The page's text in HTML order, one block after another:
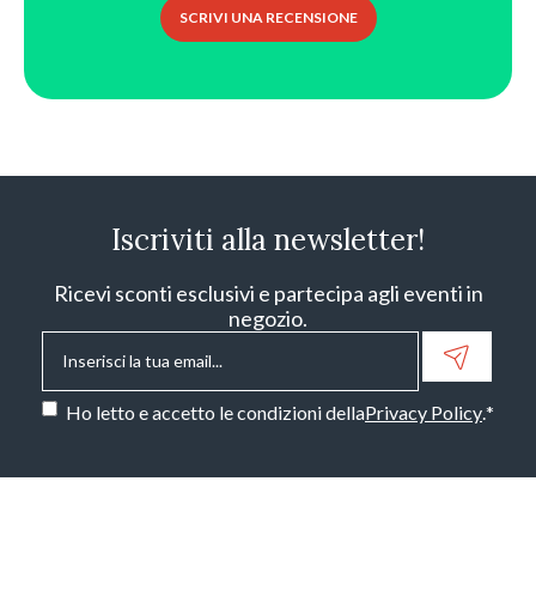
SCRIVI UNA RECENSIONE
Iscriviti alla newsletter!
Ricevi sconti esclusivi e partecipa agli eventi in
negozio.
Email*
Consenso*
Ho letto e accetto le condizioni dellaPrivacy Policy.*